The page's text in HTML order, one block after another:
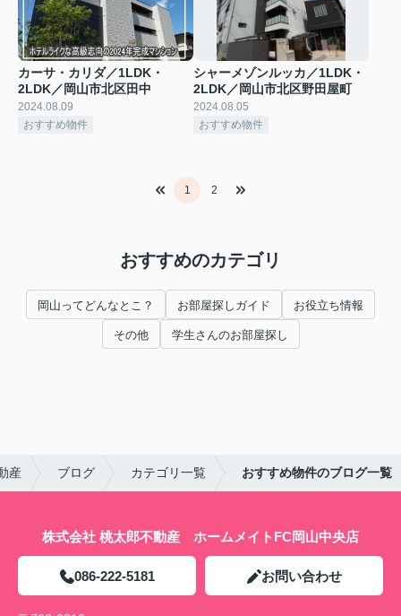
カーサ・カリダ／1LDK・
2LDK／岡山市北区田中
2024.08.09
おすすめ物件
シャーメゾンルッカ／1LDK・
2LDK／岡山市北区野田屋町
2024.08.05
おすすめ物件
1 2
おすすめのカテゴリ
岡山ってどんなとこ？ お部屋探しガイド お役立ち情報
その他 学生さんのお部屋探し
産 ブログ カテゴリ一覧 おすすめ物件のブログ一覧
株式会社 桃太郎不動産 ホームメイトFC岡山中央店
086-222-5181 お問い合わせ